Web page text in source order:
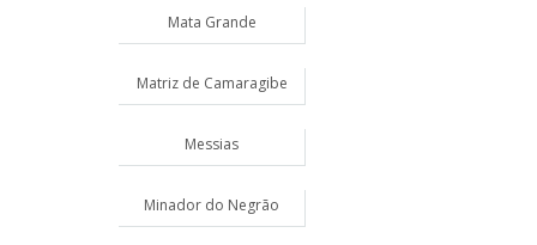
Mata Grande
Matriz de Camaragibe
Messias
Minador do Negrão